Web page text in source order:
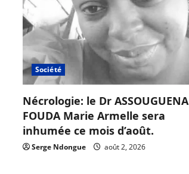
Société
Nécrologie: le Dr ASSOUGUENA
FOUDA Marie Armelle sera
inhumée ce mois d’août.
Serge Ndongue août 2, 2026